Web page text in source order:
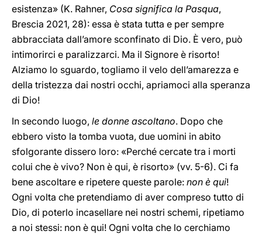
esistenza» (K. Rahner, Cosa significa la Pasqua,
Brescia 2021, 28): essa è stata tutta e per sempre
abbracciata dall’amore sconfinato di Dio. È vero, può
intimorirci e paralizzarci. Ma il Signore è risorto!
Alziamo lo sguardo, togliamo il velo dell’amarezza e
della tristezza dai nostri occhi, apriamoci alla speranza
di Dio!
In secondo luogo, le donne ascoltano. Dopo che
ebbero visto la tomba vuota, due uomini in abito
sfolgorante dissero loro: «Perché cercate tra i morti
colui che è vivo? Non è qui, è risorto» (vv. 5-6). Ci fa
bene ascoltare e ripetere queste parole: non è qui!
Ogni volta che pretendiamo di aver compreso tutto di
Dio, di poterlo incasellare nei nostri schemi, ripetiamo
a noi stessi: non è qui! Ogni volta che lo cerchiamo